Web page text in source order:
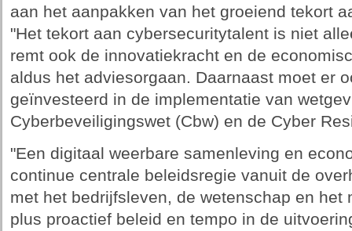
aan het aanpakken van het groeiend tekort
"Het tekort aan cybersecuritytalent is niet
remt ook de innovatiekracht en de
aldus het adviesorgaan. Daarnaast moet er
geïnvesteerd in de implementatie van
Cyberbeveiligingswet (Cbw) en de Cyber
"Een digitaal weerbare samenleving en
continue centrale beleidsregie vanuit de
met het bedrijfsleven, de wetenschap en het
plus proactief beleid en tempo in de